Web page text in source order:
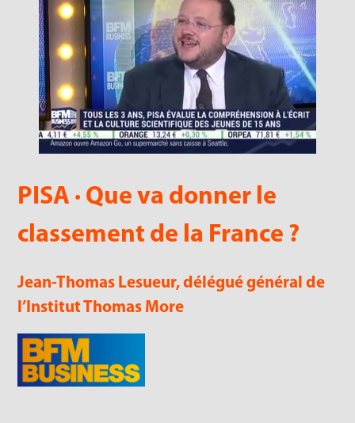
PISA · Que va donner le
classement de la France ?
Jean-Thomas Lesueur, délégué général de
l’Institut Thomas More